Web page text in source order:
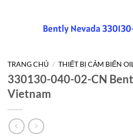
TRANG CHỦ / THIẾT BỊ CẢM BIẾN
330130-040-02-CN
Vietnam